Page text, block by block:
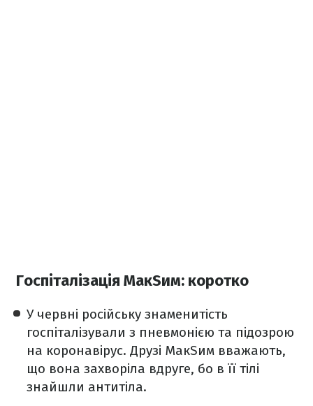
Госпіталізація МакSим: коротко
У червні російську знаменитість
госпіталізували з пневмонією та підозрою
на коронавірус. Друзі МакSим вважають,
що вона захворіла вдруге, бо в її тілі
знайшли антитіла.